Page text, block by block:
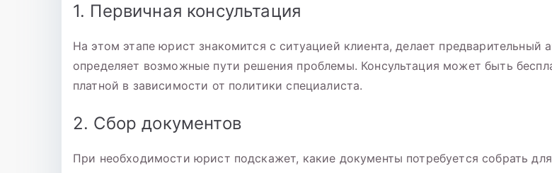
1. Первичная консультация
На этом этапе юрист знакомится с ситуацией клиента, делает предварительный
определяет возможные пути решения проблемы. Консультация может быть
платной в зависимости от политики специалиста.
2. Сбор документов
При необходимости юрист подскажет, какие документы потребуется собрать для